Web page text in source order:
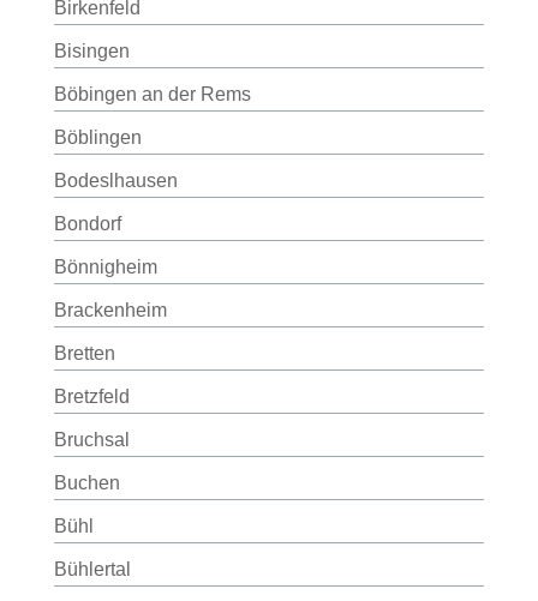
Birkenfeld
Bisingen
Böbingen an der Rems
Böblingen
Bodeslhausen
Bondorf
Bönnigheim
Brackenheim
Bretten
Bretzfeld
Bruchsal
Buchen
Bühl
Bühlertal